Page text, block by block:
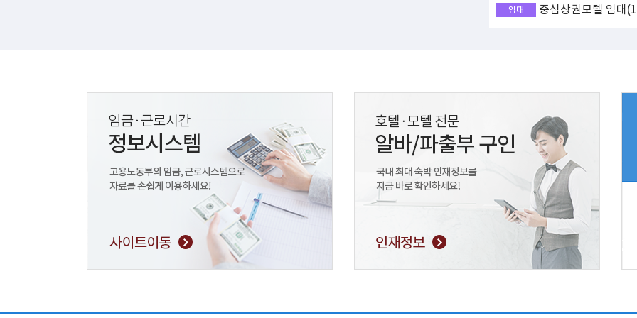
임대 중심상권모텔 임대